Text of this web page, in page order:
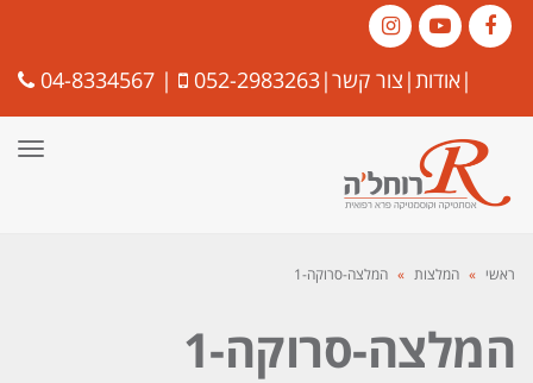
Facebook
YouTube
Instagram |אודות| צור קשר|
052-2983263
|
04-8334567
ראשי » המלצות » המלצה-סרוקה-1
המלצה-סרוקה-1